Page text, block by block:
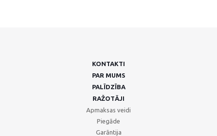
KONTAKTI
PAR MUMS
PALĪDZĪBA
RAŽOTĀJI
Apmaksas veidi
Piegāde
Garāntija